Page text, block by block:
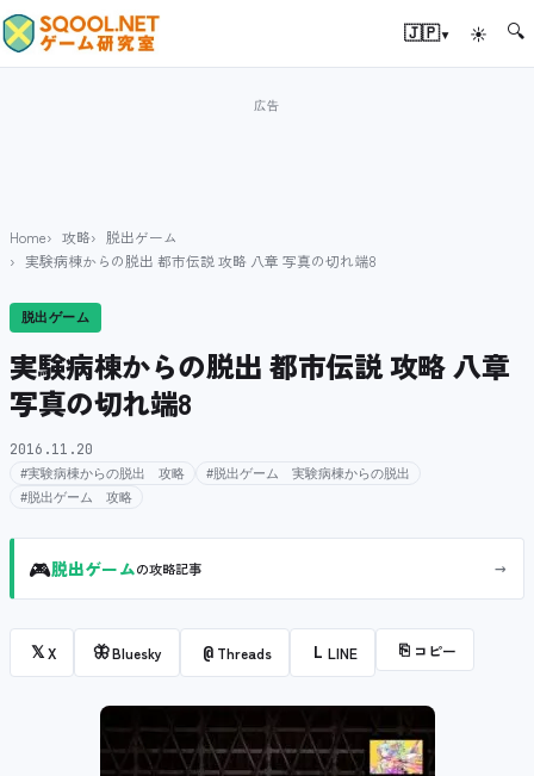
🇯🇵▾ ☀ 🔍
Home 攻略
脱出ゲーム
実験病棟からの脱出 都市伝説 攻略 八章 写真の切れ端8
脱出ゲーム
実験病棟からの脱出 都市伝説 攻略 八章
写真の切れ端8
2016.11.20
#実験病棟からの脱出 攻略
#脱出ゲーム 実験病棟からの脱出
#脱出ゲーム 攻略
🎮脱出ゲームの攻略記事 →
𝕏X 🦋Bluesky @ Threads L LINE ⎘ コピー